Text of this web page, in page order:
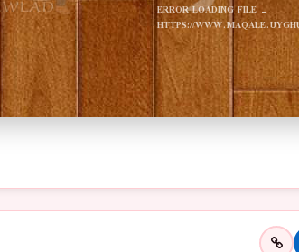
ERROR LOADING FILE -
HTTPS://